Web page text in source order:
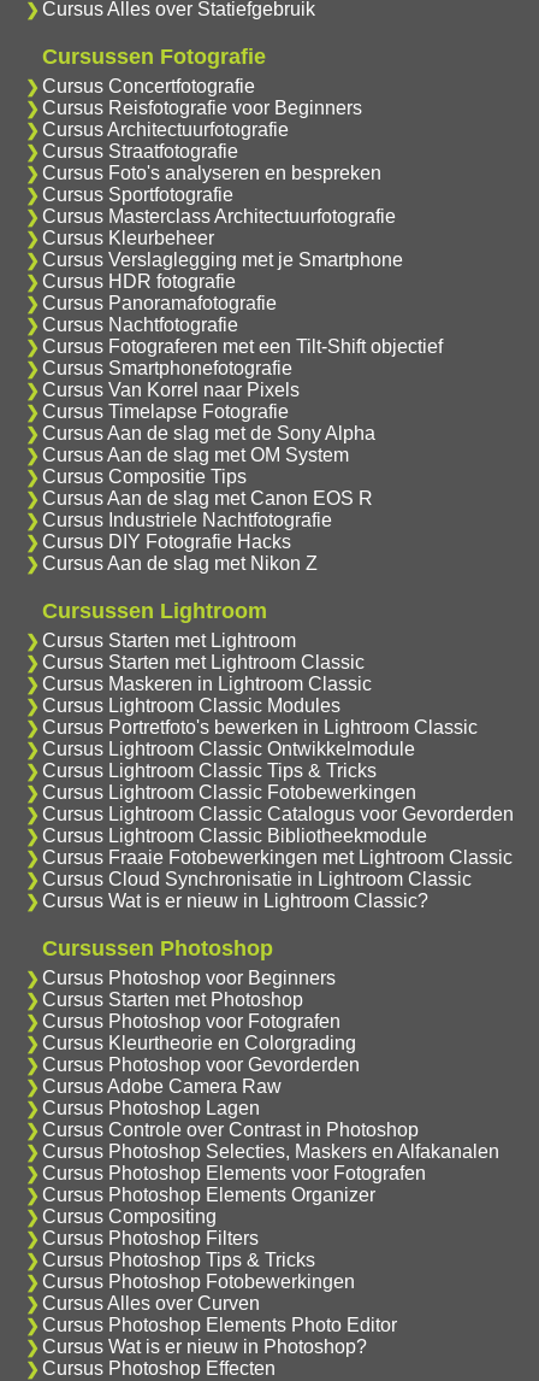
Cursus Alles over Statiefgebruik
Cursussen Fotografie
Cursus Concertfotografie
Cursus Reisfotografie voor Beginners
Cursus Architectuurfotografie
Cursus Straatfotografie
Cursus Foto's analyseren en bespreken
Cursus Sportfotografie
Cursus Masterclass Architectuurfotografie
Cursus Kleurbeheer
Cursus Verslaglegging met je Smartphone
Cursus HDR fotografie
Cursus Panoramafotografie
Cursus Nachtfotografie
Cursus Fotograferen met een Tilt-Shift objectief
Cursus Smartphonefotografie
Cursus Van Korrel naar Pixels
Cursus Timelapse Fotografie
Cursus Aan de slag met de Sony Alpha
Cursus Aan de slag met OM System
Cursus Compositie Tips
Cursus Aan de slag met Canon EOS R
Cursus Industriele Nachtfotografie
Cursus DIY Fotografie Hacks
Cursus Aan de slag met Nikon Z
Cursussen Lightroom
Cursus Starten met Lightroom
Cursus Starten met Lightroom Classic
Cursus Maskeren in Lightroom Classic
Cursus Lightroom Classic Modules
Cursus Portretfoto's bewerken in Lightroom Classic
Cursus Lightroom Classic Ontwikkelmodule
Cursus Lightroom Classic Tips & Tricks
Cursus Lightroom Classic Fotobewerkingen
Cursus Lightroom Classic Catalogus voor Gevorderden
Cursus Lightroom Classic Bibliotheekmodule
Cursus Fraaie Fotobewerkingen met Lightroom Classic
Cursus Cloud Synchronisatie in Lightroom Classic
Cursus Wat is er nieuw in Lightroom Classic?
Cursussen Photoshop
Cursus Photoshop voor Beginners
Cursus Starten met Photoshop
Cursus Photoshop voor Fotografen
Cursus Kleurtheorie en Colorgrading
Cursus Photoshop voor Gevorderden
Cursus Adobe Camera Raw
Cursus Photoshop Lagen
Cursus Controle over Contrast in Photoshop
Cursus Photoshop Selecties, Maskers en Alfakanalen
Cursus Photoshop Elements voor Fotografen
Cursus Photoshop Elements Organizer
Cursus Compositing
Cursus Photoshop Filters
Cursus Photoshop Tips & Tricks
Cursus Photoshop Fotobewerkingen
Cursus Alles over Curven
Cursus Photoshop Elements Photo Editor
Cursus Wat is er nieuw in Photoshop?
Cursus Photoshop Effecten